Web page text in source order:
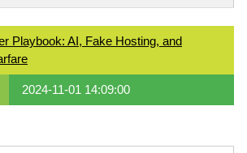
Playbook: AI, Fake Hosting, and
2024-11-01 14:09:00